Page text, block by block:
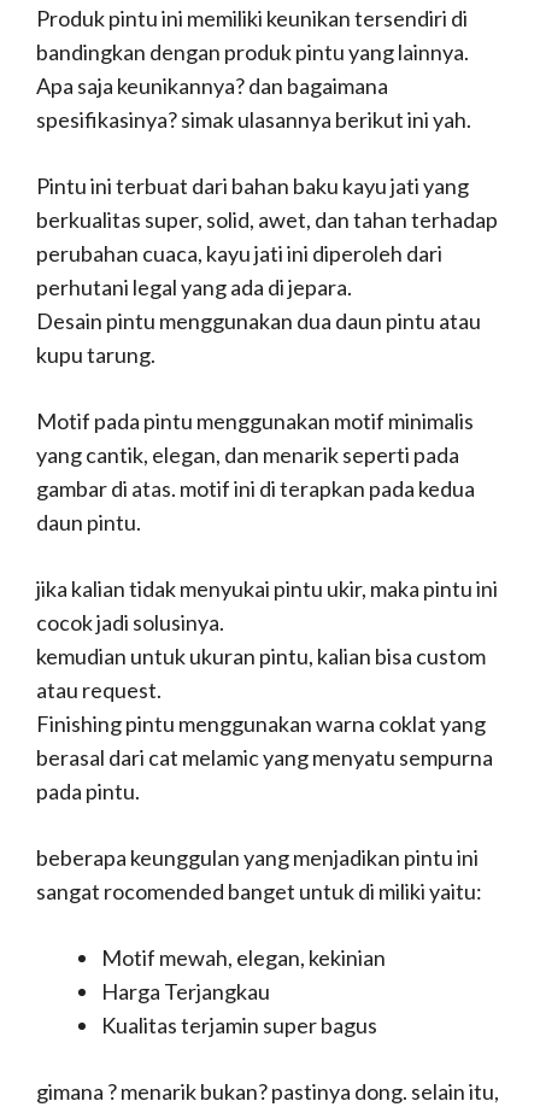
Produk pintu ini memiliki keunikan tersendiri di
bandingkan dengan produk pintu yang lainnya.
Apa saja keunikannya? dan bagaimana
spesifikasinya? simak ulasannya berikut ini yah.
Pintu ini terbuat dari bahan baku kayu jati yang
berkualitas super, solid, awet, dan tahan terhadap
perubahan cuaca, kayu jati ini diperoleh dari
perhutani legal yang ada di jepara.
Desain pintu menggunakan dua daun pintu atau
kupu tarung.
Motif pada pintu menggunakan motif minimalis
yang cantik, elegan, dan menarik seperti pada
gambar di atas. motif ini di terapkan pada kedua
daun pintu.
jika kalian tidak menyukai pintu ukir, maka pintu ini
cocok jadi solusinya.
kemudian untuk ukuran pintu, kalian bisa custom
atau request.
Finishing pintu menggunakan warna coklat yang
berasal dari cat melamic yang menyatu sempurna
pada pintu.
beberapa keunggulan yang menjadikan pintu ini
sangat rocomended banget untuk di miliki yaitu:
Motif mewah, elegan, kekinian
Harga Terjangkau
Kualitas terjamin super bagus
gimana ? menarik bukan? pastinya dong. selain itu,